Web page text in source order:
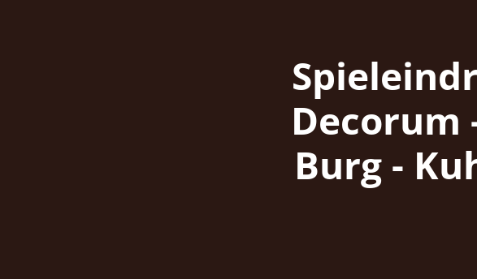
Decorum
Burg -